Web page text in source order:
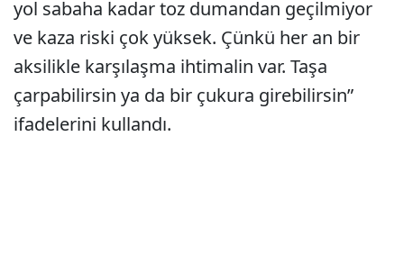
yol sabaha kadar toz dumandan geçilmiyor
ve kaza riski çok yüksek. Çünkü her an bir
aksilikle karşılaşma ihtimalin var. Taşa
çarpabilirsin ya da bir çukura girebilirsin”
ifadelerini kullandı.